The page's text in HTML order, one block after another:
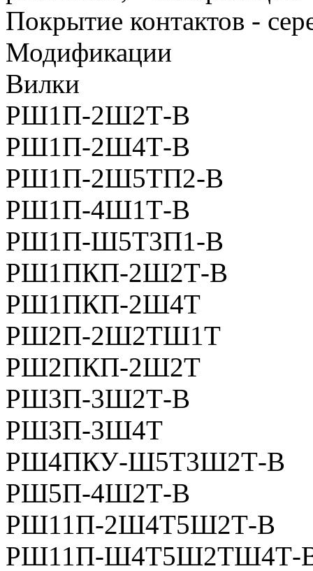
Покрытие контактов -
Модификации
Вилки
РШ1П-2Ш2Т-В
РШ1П-2Ш4Т-В
РШ1П-2Ш5ТП2-В
РШ1П-4Ш1Т-В
РШ1П-Ш5Т3П1-В
РШ1ПКП-2Ш2Т-В
РШ1ПКП-2Ш4Т
РШ2П-2Ш2ТШ1Т
РШ2ПКП-2Ш2Т
РШ3П-3Ш2Т-В
РШ3П-3Ш4Т
РШ4ПКУ-Ш5Т3Ш2Т-В
РШ5П-4Ш2Т-В
РШ11П-2Ш4Т5Ш2Т-В
РШ11П-Ш4Т5Ш2ТШ4Т-